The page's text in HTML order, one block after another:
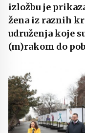
izložbu je
žena iz raznih
udruženja koje
(m)rakom do